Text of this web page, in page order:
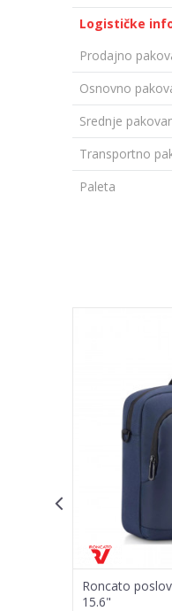
Logističke
Prodajno
Osnovno
Srednje
Transportno
Paleta
Roncato
15.6"